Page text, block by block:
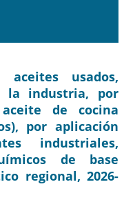
usados,
la industria, por
de cocina
por aplicación
industriales,
de base
regional, 2026-